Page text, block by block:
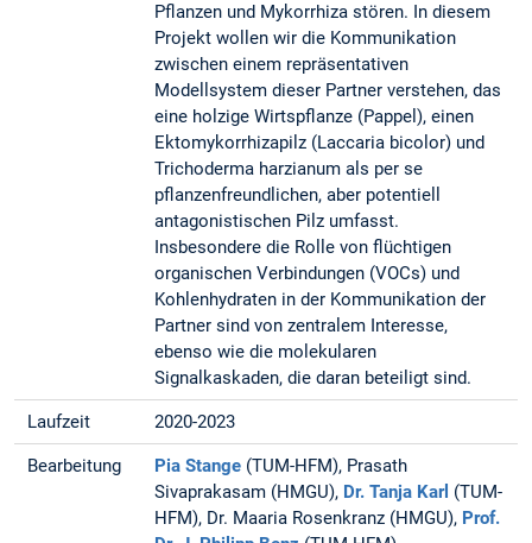
Pflanzen und Mykorrhiza stören. In diesem
Projekt wollen wir die Kommunikation
zwischen einem repräsentativen
Modellsystem dieser Partner verstehen, das
eine holzige Wirtspflanze (Pappel), einen
Ektomykorrhizapilz (Laccaria bicolor) und
Trichoderma harzianum als per se
pflanzenfreundlichen, aber potentiell
antagonistischen Pilz umfasst.
Insbesondere die Rolle von flüchtigen
organischen Verbindungen (VOCs) und
Kohlenhydraten in der Kommunikation der
Partner sind von zentralem Interesse,
ebenso wie die molekularen
Signalkaskaden, die daran beteiligt sind.
Laufzeit 2020-2023
Bearbeitung Pia Stange (TUM-HFM), Prasath
Sivaprakasam (HMGU), Dr. Tanja Karl (TUM-
HFM), Dr. Maaria Rosenkranz (HMGU), Prof.